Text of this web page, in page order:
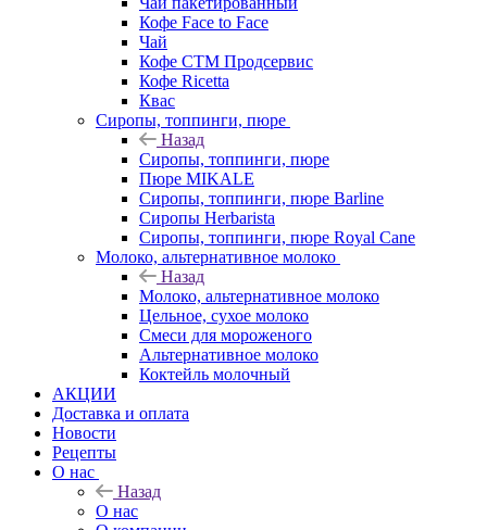
Кофе Face to Face
Чай
Кофе СТМ Продсервис
Кофе Ricetta
Квас
Сиропы, топпинги, пюре
Назад
Сиропы, топпинги, пюре
Пюре MIKALE
Сиропы, топпинги, пюре Barline
Сиропы Herbarista
Сиропы, топпинги, пюре Royal Cane
Молоко, альтернативное молоко
Назад
Молоко, альтернативное молоко
Цельное, сухое молоко
Смеси для мороженого
Альтернативное молоко
Коктейль молочный
АКЦИИ
Доставка и оплата
Новости
Рецепты
О нас
Назад
О нас